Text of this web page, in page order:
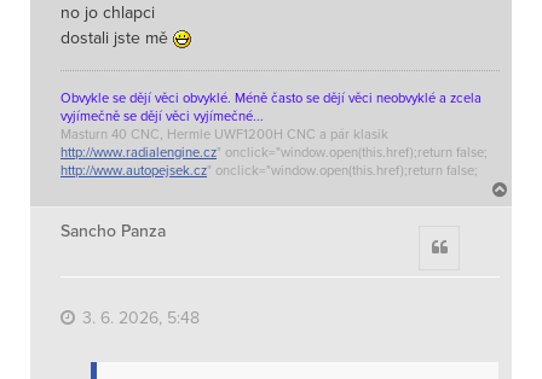
no jo chlapci
dostali jste mě
Obvykle se dějí věci obvyklé. Méně často se dějí věci neobvyklé a zcela
vyjímečně se dějí věci vyjímečné...
Masturn 40 CNC, Hermle UWF1200H CNC a pár klasik
http://www.radialengine.cz" onclick="window.open(this.href);return false;
http://www.autopejsek.cz" onclick="window.open(this.href);return false;
a
Sancho Panza
3. 6. 2026, 5:48